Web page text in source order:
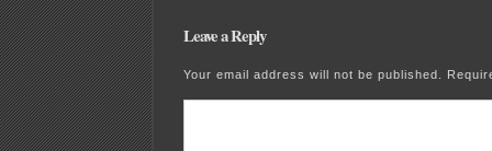
Leave a Reply
Your email address will not be published.